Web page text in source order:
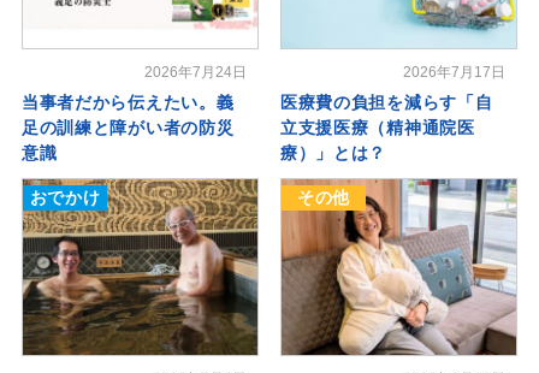
2026年7月24日
当事者だから伝えたい。義
足の訓練と障がい者の防災
意識
2026年7月17日
医療費の負担を減らす「自
立支援医療（精神通院医
療）」とは？
おでかけ その他